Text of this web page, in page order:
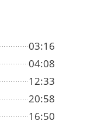
03:16
04:08
12:33
20:58
16:50